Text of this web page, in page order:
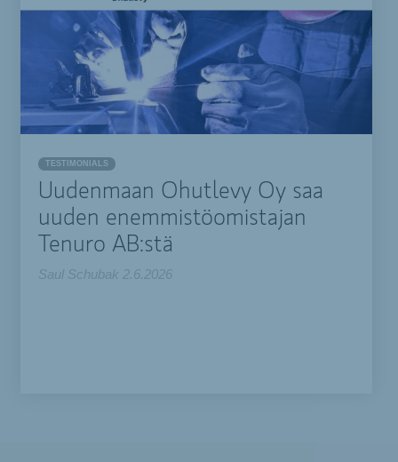
TESTIMONIALS
Uudenmaan Ohutlevy Oy saa
uuden enemmistöomistajan
Tenuro AB:stä
Saul Schubak 2.6.2026